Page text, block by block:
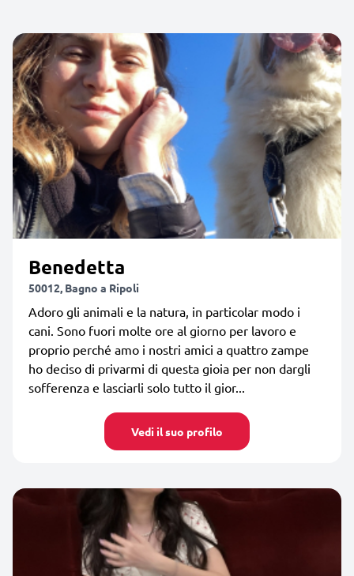
Benedetta
50012, Bagno a Ripoli
Adoro gli animali e la natura, in particolar modo i
cani. Sono fuori molte ore al giorno per lavoro e
proprio perché amo i nostri amici a quattro zampe
ho deciso di privarmi di questa gioia per non dargli
sofferenza e lasciarli solo tutto il gior...
Vedi il suo profilo